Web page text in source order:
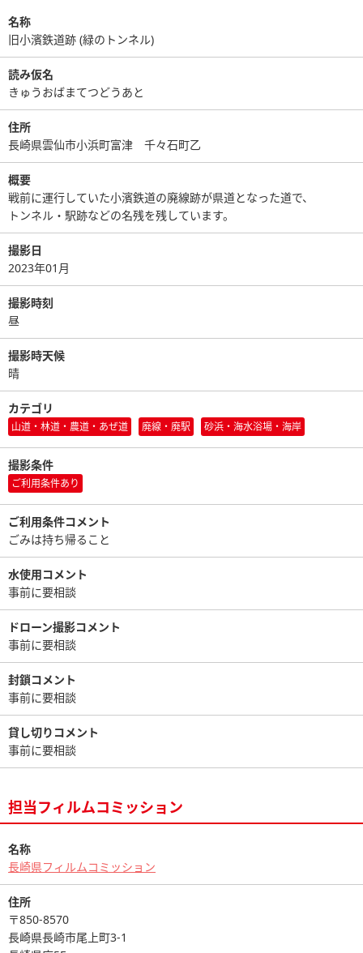
名称
旧小濱鉄道跡 (緑のトンネル)
読み仮名
きゅうおばまてつどうあと
住所
長崎県雲仙市小浜町富津 千々石町乙
概要
戦前に運行していた小濱鉄道の廃線跡が県道となった道で、
トンネル・駅跡などの名残を残しています。
撮影日
2023年01月
撮影時刻
昼
撮影時天候
晴
カテゴリ
山道・林道・農道・あぜ道 廃線・廃駅 砂浜・海水浴場・海岸
撮影条件
ご利用条件あり
ご利用条件コメント
ごみは持ち帰ること
水使用コメント
事前に要相談
ドローン撮影コメント
事前に要相談
封鎖コメント
事前に要相談
貸し切りコメント
事前に要相談
担当フィルムコミッション
名称
長崎県フィルムコミッション
住所
〒850-8570
長崎県長崎市尾上町3-1